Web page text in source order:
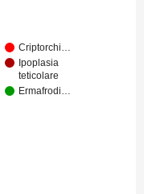
Criptorchi…
Ipoplasia
teticolare
Ermafrodi…